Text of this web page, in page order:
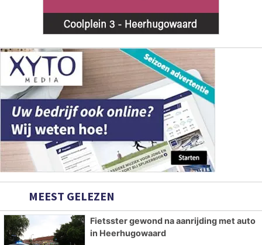
MEEST GELEZEN
Fietsster gewond na aanrijding met auto
in Heerhugowaard